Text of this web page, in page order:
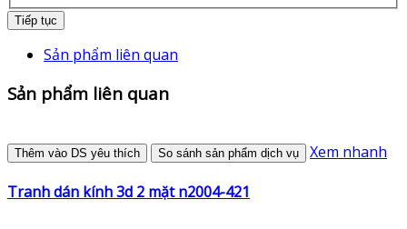
Tiếp tục
Sản phẩm liên quan
Sản phẩm liên quan
Thêm vào DS yêu thích So sánh sản phẩm dịch vụ Xem nhanh
Tranh dán kính 3d 2 mặt n2004-421